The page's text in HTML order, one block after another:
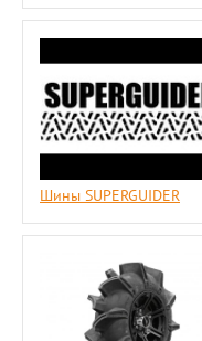
Шины SUPERGUIDER